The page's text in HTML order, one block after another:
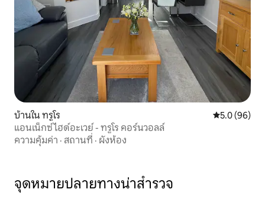
บ้านใน ทรูโร คะแนนเฉลี่ย
5.0 (96)
แอนเน็กซ์ไฮด์อะเวย์ - ทรูโร คอร์นวอลล์
ความคุ้มค่า · สถานที่ · ผังห้อง
จุดหมายปลายทางน่าสำรวจ